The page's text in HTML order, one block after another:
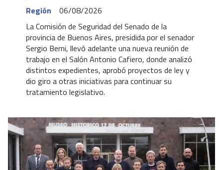
Región
06/08/2026
La Comisión de Seguridad del Senado de la
provincia de Buenos Aires, presidida por el senador
Sergio Berni, llevó adelante una nueva reunión de
trabajo en el Salón Antonio Cafiero, donde analizó
distintos expedientes, aprobó proyectos de ley y
dio giro a otras iniciativas para continuar su
tratamiento legislativo.